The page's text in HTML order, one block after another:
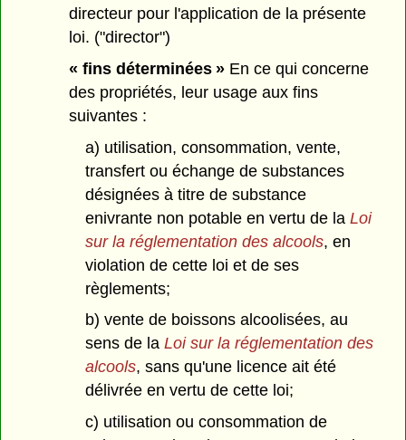
directeur pour l'application de la présente
loi. ("director")
« fins déterminées » En ce qui concerne
des propriétés, leur usage aux fins
suivantes :
a) utilisation, consommation, vente,
transfert ou échange de substances
désignées à titre de substance
enivrante non potable en vertu de la Loi
sur la réglementation des alcools, en
violation de cette loi et de ses
règlements;
b) vente de boissons alcoolisées, au
sens de la Loi sur la réglementation des
alcools, sans qu'une licence ait été
délivrée en vertu de cette loi;
c) utilisation ou consommation de